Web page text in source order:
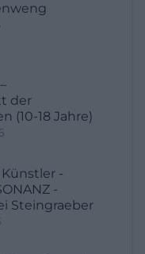
der
(10-18 Jahre)
-
-
Steingraeber